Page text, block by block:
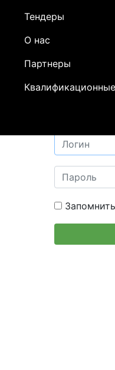
Тендеры
О нас
Партнеры